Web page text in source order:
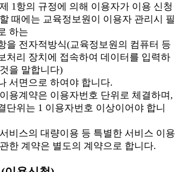
1항의 규정에 의해 이용자가 이용 신청
때에는 교육정보원이 이용자 관리시 필
하는
을 전자적방식(교육정보원의 컴퓨터 등
처리 장치에 접속하여 데이터를 입력하
을 말합니다)
서면으로 하여야 합니다.
용계약은 이용자번호 단위로 체결하며,
단위는 1 이용자번호 이상이어야 합니
비스의 대량이용 등 특별한 서비스 이용
한 계약은 별도의 계약으로 합니다.